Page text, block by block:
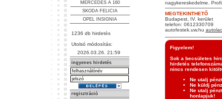
MERCEDES A 160
SKODA FELICIA
OPEL INSIGNIA
1236 db hirdetés
Utolsó módosítás:
2026.03.26. 21:59
ingyenes hirdetés
regisztráció
nagykereskedelme.
MEGTEKINTHETŐ
Budapest, IV. kerület
telefon: 0612330709
autofestek.uw.hu
Figyelem!
Sok a becsületes
hirdetés
nincs rendesen
Ne utalj
Ne küldj
Ne utalj
honlapjuk!